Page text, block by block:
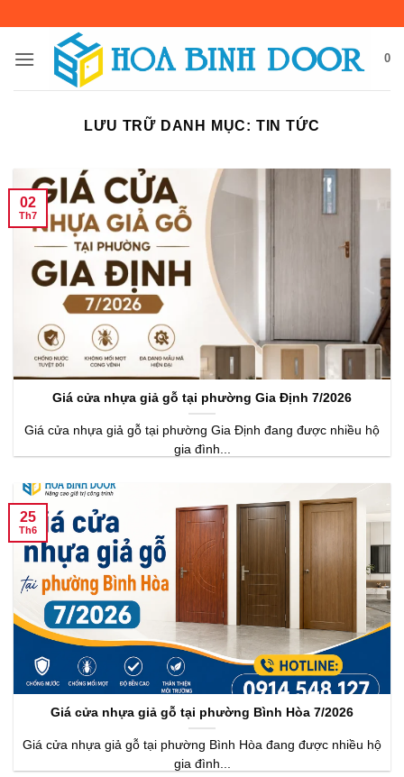
nội
0
LƯU TRỮ DANH MỤC: TIN TỨC
Giá cửa nhựa giả gỗ tại phường Gia Định 7/2026
Giá cửa nhựa giả gỗ tại phường Gia Định đang được nhiều hộ
gia đình...
02
Th7
Giá cửa nhựa giả gỗ tại phường Bình Hòa 7/2026
Giá cửa nhựa giả gỗ tại phường Bình Hòa đang được nhiều hộ
gia đình...
25
Th6